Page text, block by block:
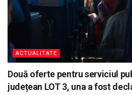
ACTUALITATE
Două oferte pentru serviciul
județean LOT 3, una a fost